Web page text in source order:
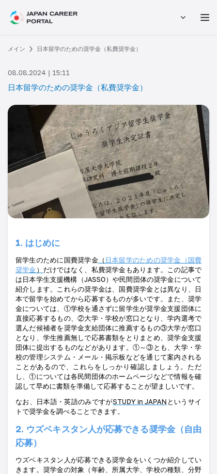
メイン 日本留学のための奨学金（私費奨学金）
08.08.2024 | 15:11
日本留学のための奨学金（私費奨学金）
1. はじめに
留学生のために国費奨学金 （ 日本留学のための奨学金（国費
奨学金 ） だけではなく、私費奨学金もあります。この記事で
は日本学生支援機構（JASSO）や民間団体の奨学金について
紹介します。これらの奨学金は、国費奨学金とは異なり、日
本で留学を始めてから応募するものが多いです。また、奨学
金については、①学校を通さずに留学生が奨学金支援団体に
直接応募するもの、②大学・学校が窓口となり、学内選考で
選んだ候補者を奨学金支給団体に推薦するもの③大学が窓口
となり、学生推薦無しで応募書類をとりまとめ、奨学金支援
団体に提出するものなどがあります。①～③とも、大学・学
校の管理システム・メール・掲示板などを通じて案内される
ことがあるので、これらをしっかり確認しましょう。ただ
し、①については各民間団体のホームページなどで情報を確
認して早めに書類を準備して応募することが望ましいです。
なお、日本語・英語のみですがSTUDY in JAPAN というサイ
トで奨学金を調べることできます。
2. ウズベキスタン人が応募できる奨学金（自由
応募）
ウズベキスタン人が応募できる奨学金をいくつか紹介してい
きます。奨学金の対象（年齢、所属大学、学校の種類、分野